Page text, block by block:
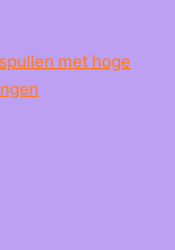
met hoge